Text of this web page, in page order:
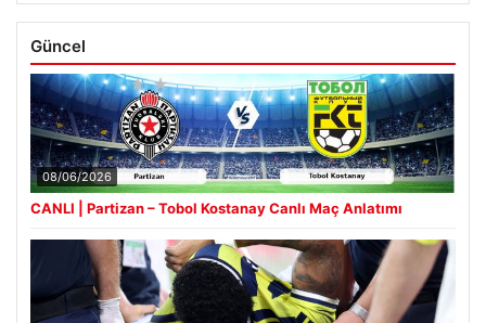
Güncel
08/06/2026
CANLI | Partizan – Tobol Kostanay Canlı Maç Anlatımı